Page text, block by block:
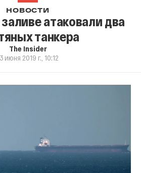
НОВОСТИ
атаковали два
танкера
The Insider
июня 2019 г., 10:12